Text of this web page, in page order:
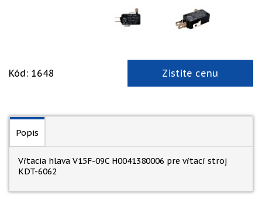
Kód: 1648 Zistite cenu
Popis
Vŕtacia hlava V15F-09C H0041380006 pre vŕtací stroj
KDT-6062